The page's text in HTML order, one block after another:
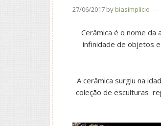
27/06/2017 by biasimplicio
Cerâmica é o nome
infinidade de objetos
A cerâmica surgiu na
coleção de esculturas